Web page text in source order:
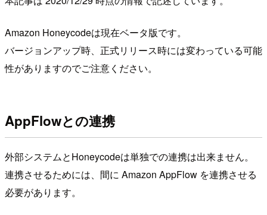
Amazon Honeycodeは現在ベータ版です。
バージョンアップ時、正式リリース時には変わっている可能
性がありますのでご注意ください。
AppFlowとの連携
外部システムとHoneycodeは単独での連携は出来ません。
連携させるためには、間に Amazon AppFlow を連携させる
必要があります。